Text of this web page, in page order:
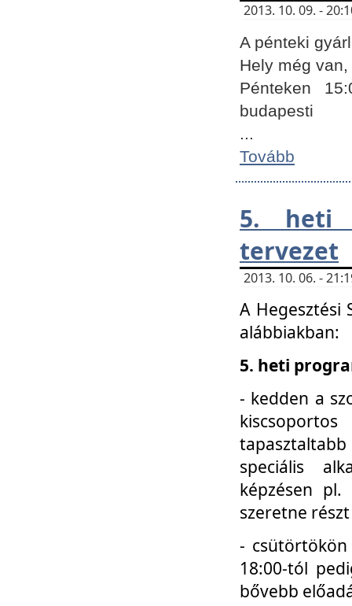
2013. 10. 09. -
A pénteki
Hely még
Pénteken
budapesti
...
Tovább
5. heti
tervezet
2013. 10. 06. -
A Hegesztési
alábbiakban:
5. heti
- kedden a
speciális
képzésen
szeretne
- csütörtökön
18:00-tól
bővebb